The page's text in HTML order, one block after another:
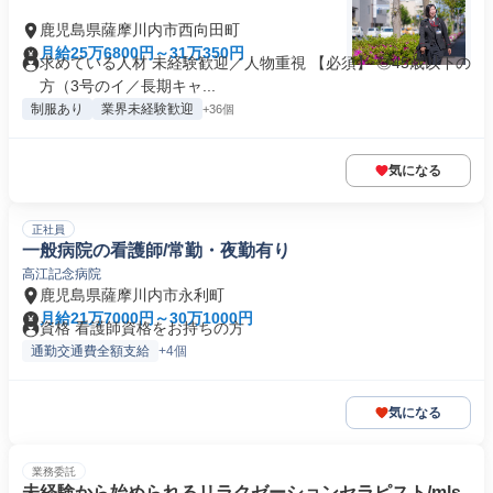
鹿児島県薩摩川内市西向田町
月給25万6800円～31万350円
求めている人材 未経験歓迎／人物重視 【必須】 ◎45歳以下の
方（3号のイ／長期キャ...
制服あり 業界未経験歓迎 +36個
気になる
正社員
一般病院の看護師/常勤・夜勤有り
高江記念病院
鹿児島県薩摩川内市永利町
月給21万7000円～30万1000円
資格 看護師資格をお持ちの方
通勤交通費全額支給 +4個
気になる
業務委託